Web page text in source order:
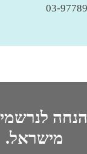
10% הנחה
מישראל.